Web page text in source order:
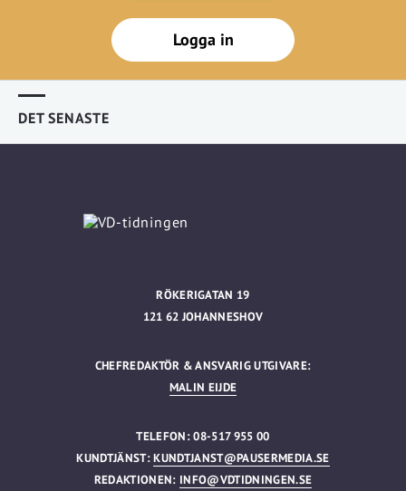
Logga in
DET SENASTE
RÖKERIGATAN 19
121 62 JOHANNESHOV
CHEFREDAKTÖR & ANSVARIG UTGIVARE:
MALIN EIJDE
TELEFON: 08-517 955 00
KUNDTJÄNST:KUNDTJANST@PAUSERMEDIA.SE
REDAKTIONEN: INFO@VDTIDNINGEN.SE